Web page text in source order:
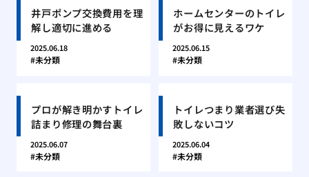
井戸ポンプ交換費用を理
解し適切に進める
2025.06.18
未分類
ホームセンターのトイレ
がお得に見えるワケ
2025.06.15
未分類
プロが解き明かすトイレ
詰まり修理の舞台裏
2025.06.07
未分類
トイレつまり業者選び失
敗しないコツ
2025.06.04
未分類